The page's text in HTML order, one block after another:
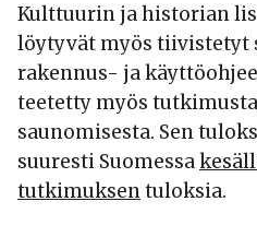
Kulttuurin ja historian
löytyvät myös tiivistetyt
rakennus- ja
teetetty myös
saunomisesta. Sen
suuresti Suomessa
tutkimuksentuloksia.